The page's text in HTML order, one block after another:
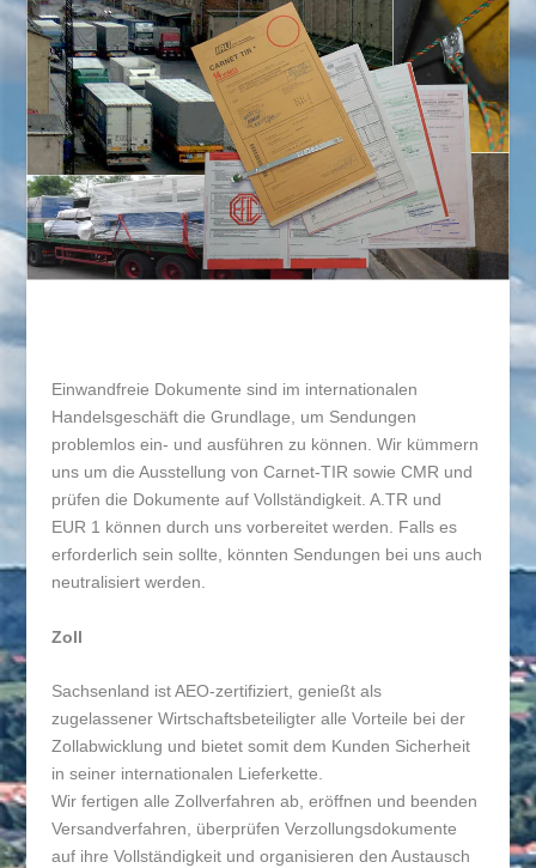
Einwandfreie Dokumente sind im internationalen
Handelsgeschäft die Grundlage, um Sendungen
problemlos ein- und ausführen zu können. Wir kümmern
uns um die Ausstellung von Carnet-TIR sowie CMR und
prüfen die Dokumente auf Vollständigkeit. A.TR und
EUR 1 können durch uns vorbereitet werden. Falls es
erforderlich sein sollte, könnten Sendungen bei uns auch
neutralisiert werden.
Zoll
Sachsenland ist AEO-zertifiziert, genießt als
zugelassener Wirtschaftsbeteiligter alle Vorteile bei der
Zollabwicklung und bietet somit dem Kunden Sicherheit
in seiner internationalen Lieferkette.
Wir fertigen alle Zollverfahren ab, eröffnen und beenden
Versandverfahren, überprüfen Verzollungsdokumente
auf ihre Vollständigkeit und organisieren den Austausch